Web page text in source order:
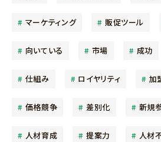
マーケティング 販促ツール
向いている 市場 成功
仕組み ロイヤリティ 加
価格競争 差別化 新規
人材育成 提案力 人材